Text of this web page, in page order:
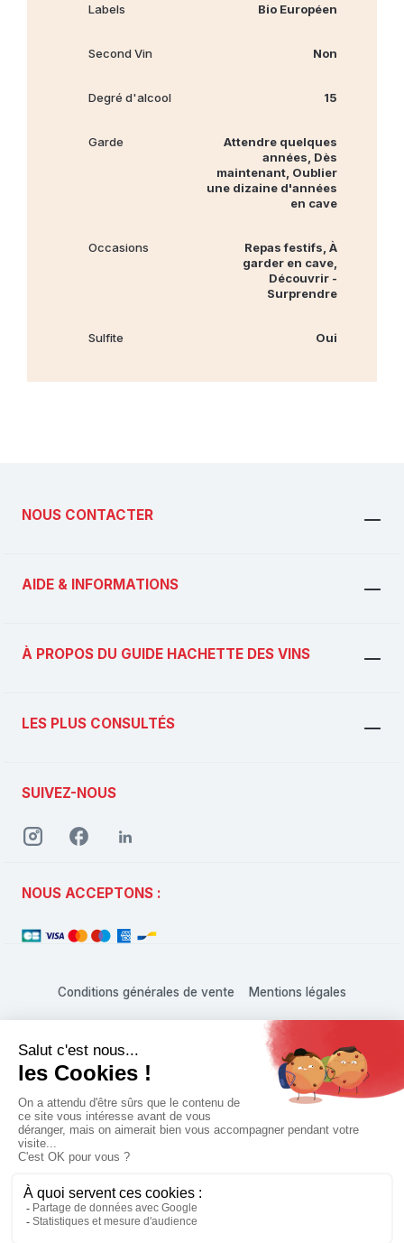
Labels Bio Européen
Second Vin Non
Degré d'alcool 15
Garde
Attendre quelques
années, Dès
maintenant, Oublier
une dizaine d'années
en cave
Occasions
Repas festifs, À
garder en cave,
Découvrir -
Surprendre
Sulfite Oui
NOUS CONTACTER
AIDE & INFORMATIONS
À PROPOS DU GUIDE HACHETTE DES VINS
LES PLUS CONSULTÉS
SUIVEZ-NOUS
NOUS ACCEPTONS :
Conditions générales de vente Mentions légales
L'abus d'alcool est dangereux pour la santé, à consommer
© 1999 - 2026 Hachette Vins Shop • Tous droits réservés
Paramètres des cookies